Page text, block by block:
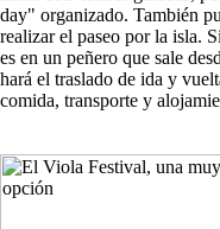
day" organizado. También
realizar el paseo por la isla.
es en un peñero que sale
hará el traslado de ida y
comida, transporte y